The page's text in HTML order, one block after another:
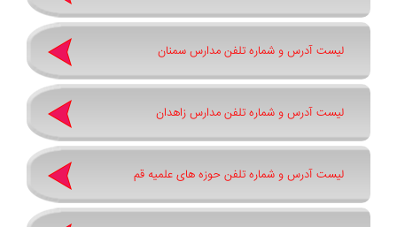
لیست آدرس و شماره تلفن مدارس سمنان
لیست آدرس و شماره تلفن مدارس زاهدان
لیست آدرس و شماره تلفن حوزه های علمیه قم